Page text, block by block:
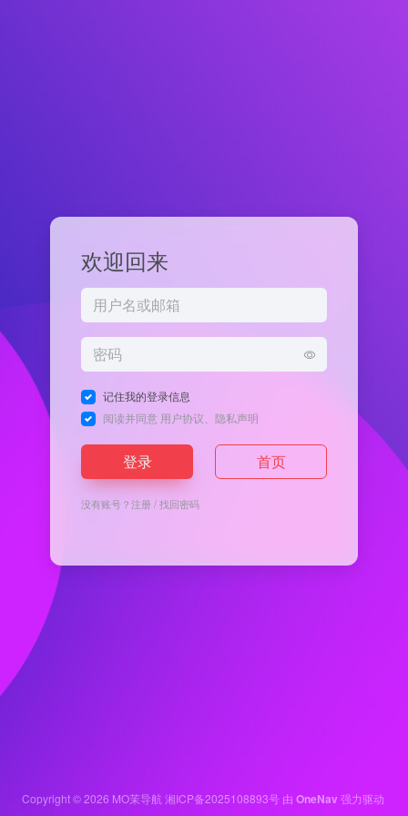
欢迎回来
记住我的登录信息
阅读并同意 用户协议 隐私声明
登录 首页
没有账号？注册/找回密码
Copyright © 2026 MO茉导航 湘ICP备2025108893号由 OneNav强力驱动